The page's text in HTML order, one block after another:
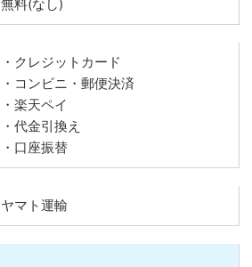
無料(なし)
・クレジットカード
・コンビニ・郵便決済
・楽天ペイ
・代金引換え
・口座振替
ヤマト運輸